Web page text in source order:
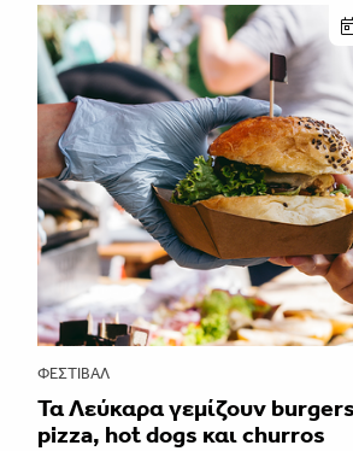
ΦΕΣΤΙΒΑΛ
Τα Λεύκαρα γεμίζουν
pizza, hot dogs και churros